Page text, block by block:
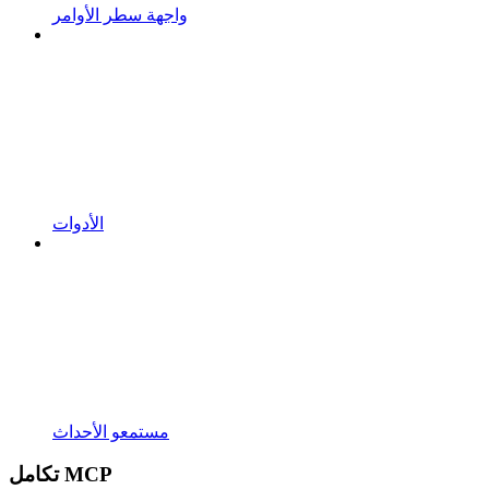
واجهة سطر الأوامر
الأدوات
مستمعو الأحداث
تكامل MCP